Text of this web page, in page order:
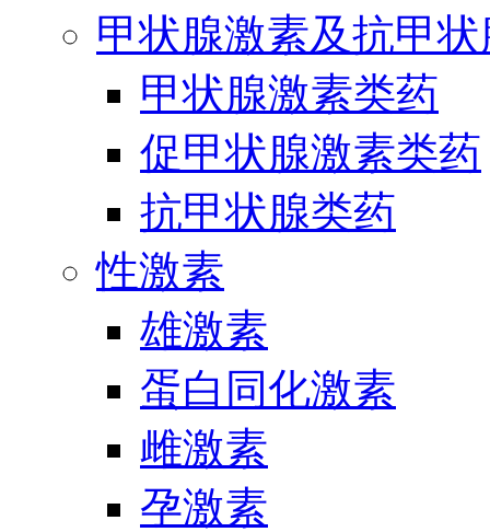
甲状腺激素及抗甲
甲状腺激素类药
促甲状腺激素类药
抗甲状腺类药
性激素
雄激素
蛋白同化激素
雌激素
孕激素